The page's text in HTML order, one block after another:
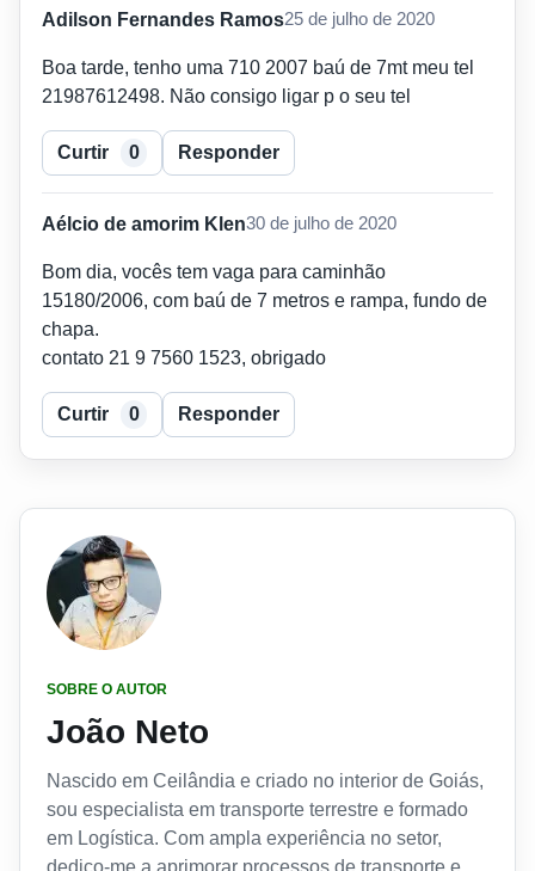
Adilson Fernandes Ramos25 de julho de 2020
Boa tarde, tenho uma 710 2007 baú de 7mt meu tel
21987612498. Não consigo ligar p o seu tel
Curtir 0 Responder
Aélcio de amorim Klen30 de julho de 2020
Bom dia, vocês tem vaga para caminhão
15180/2006, com baú de 7 metros e rampa, fundo de
chapa.
contato 21 9 7560 1523, obrigado
Curtir 0 Responder
SOBRE O AUTOR
João Neto
Nascido em Ceilândia e criado no interior de Goiás,
sou especialista em transporte terrestre e formado
em Logística. Com ampla experiência no setor,
dedico-me a aprimorar processos de transporte e